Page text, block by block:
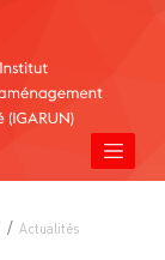
Actualités